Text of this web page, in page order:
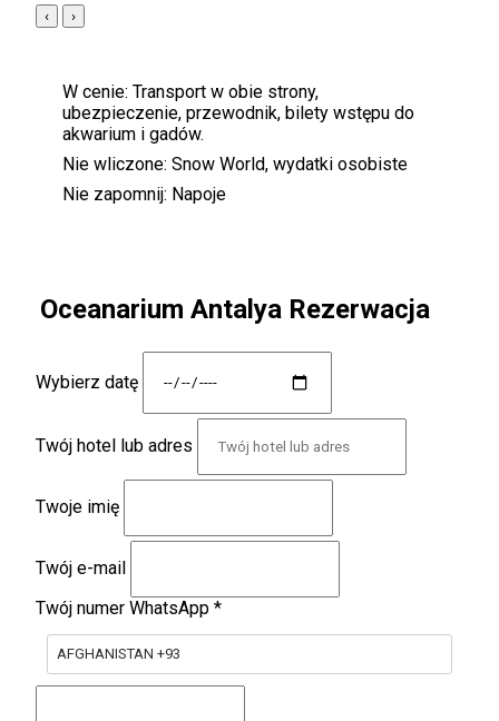
‹ ›
W cenie: Transport w obie strony,
ubezpieczenie, przewodnik, bilety wstępu do
akwarium i gadów.
Nie wliczone: Snow World, wydatki osobiste
Nie zapomnij: Napoje
Oceanarium Antalya Rezerwacja
Wybierz datę
Twój hotel lub adres
Twoje imię
Twój e-mail
Twój numer WhatsApp *
AFGHANISTAN +93